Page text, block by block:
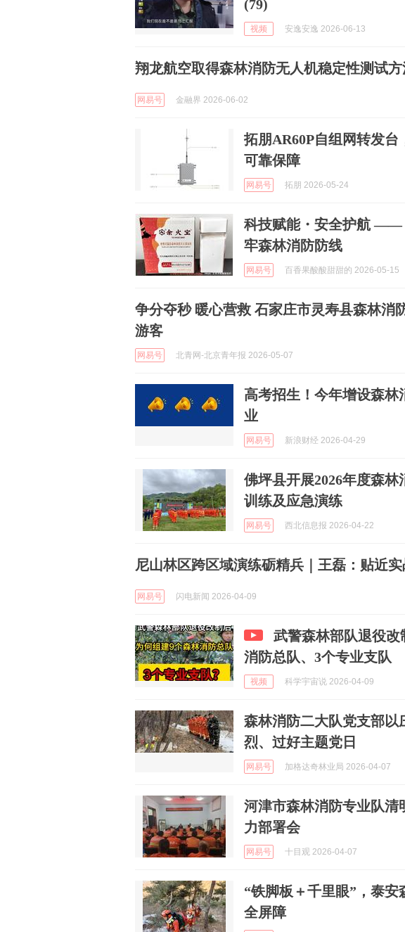
(79)
视频 安逸安逸 2026-06-13
翔龙航空取得森林消防无人机稳定性测试方
网易号 金融界 2026-06-02
拓朋AR60P自组网转发
可靠保障
网易号 拓朋 2026-05-24
科技赋能・安全护航 ——
牢森林消防防线
网易号 百香果酸酸甜甜的 2026-05-15
争分夺秒 暖心营救 石家庄市灵寿县森林消
游客
网易号 北青网-北京青年报 2026-05-07
高考招生！今年增设森林
业
网易号 新浪财经 2026-04-29
佛坪县开展2026年度森
训练及应急演练
网易号 西北信息报 2026-04-22
尼山林区跨区域演练砺精兵｜王磊：贴近
网易号 闪电新闻 2026-04-09
武警森林部队退役
消防总队、3个专业支队
视频 科学宇宙说 2026-04-09
森林消防二大队党支部以
烈、过好主题党日
网易号 加格达奇林业局 2026-04-07
河津市森林消防专业队清
力部署会
网易号 十目观 2026-04-07
“铁脚板＋千里眼”，泰
全屏障